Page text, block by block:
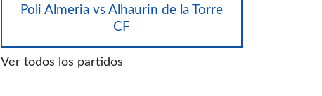
Poli Almeria vs Alhaurin de la Torre
CF
Ver todos los partidos